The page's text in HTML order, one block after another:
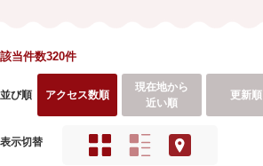
該当件数320件
並び順 アクセス数順
現在地から
近い順
更新順
表示切替